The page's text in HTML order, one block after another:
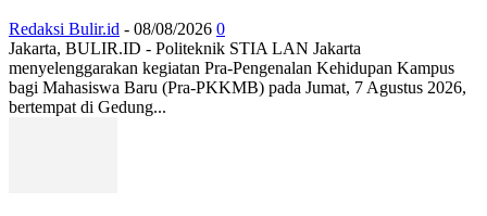
Redaksi Bulir.id - 08/08/2026 0
Jakarta, BULIR.ID - Politeknik STIA LAN Jakarta
menyelenggarakan kegiatan Pra-Pengenalan Kehidupan Kampus
bagi Mahasiswa Baru (Pra-PKKMB) pada Jumat, 7 Agustus 2026,
bertempat di Gedung...